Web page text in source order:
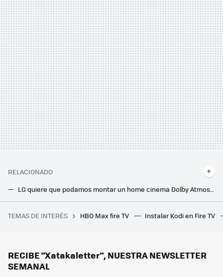
RELACIONADO
LG quiere que podamos montar un home cinema Dolby Atmos "sin cables". Así son su barra de sonido y altavoces minimalistas Sound Suite
Bose quiere que te montes un home cinema con Dolby Atmos de diseño minimalista. Así es su nueva gama de altavoces Lifestyle Collection
Pedrerol deja Atresmedia por Mediaset después de 13 años, y su salida es el reflejo perfecto de la guerra actual de las privadas
TEMAS DE INTERÉS HBO Max fire TV Instalar Kodi en Fire TV
RECIBE "Xatakaletter", NUESTRA NEWSLETTER
SEMANAL